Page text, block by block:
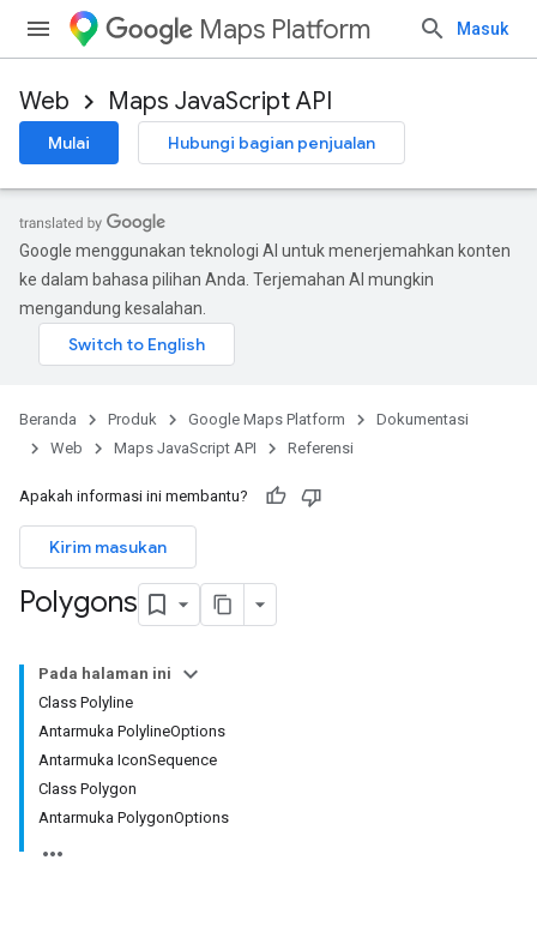
Maps Platform Masuk
Web Maps JavaScript API
Mulai Hubungi bagian penjualan
Google menggunakan teknologi AI untuk menerjemahkan konten
ke dalam bahasa pilihan Anda. Terjemahan AI mungkin
mengandung kesalahan.
Beranda Produk Google Maps Platform
Dokumentasi
Web
Maps JavaScript API Referensi
Apakah informasi ini membantu?
Kirim masukan
Polygons
Pada halaman ini
Class Polyline
Antarmuka PolylineOptions
Antarmuka IconSequence
Class Polygon
Antarmuka PolygonOptions